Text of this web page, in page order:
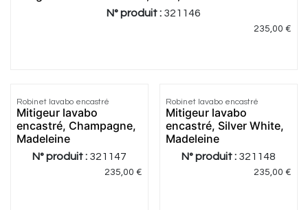
N° produit : 321146
235,00 €
Robinet lavabo encastré
Mitigeur lavabo
encastré, Champagne,
Madeleine
N° produit : 321147
235,00 €
Robinet lavabo encastré
Mitigeur lavabo
encastré, Silver White,
Madeleine
N° produit : 321148
235,00 €